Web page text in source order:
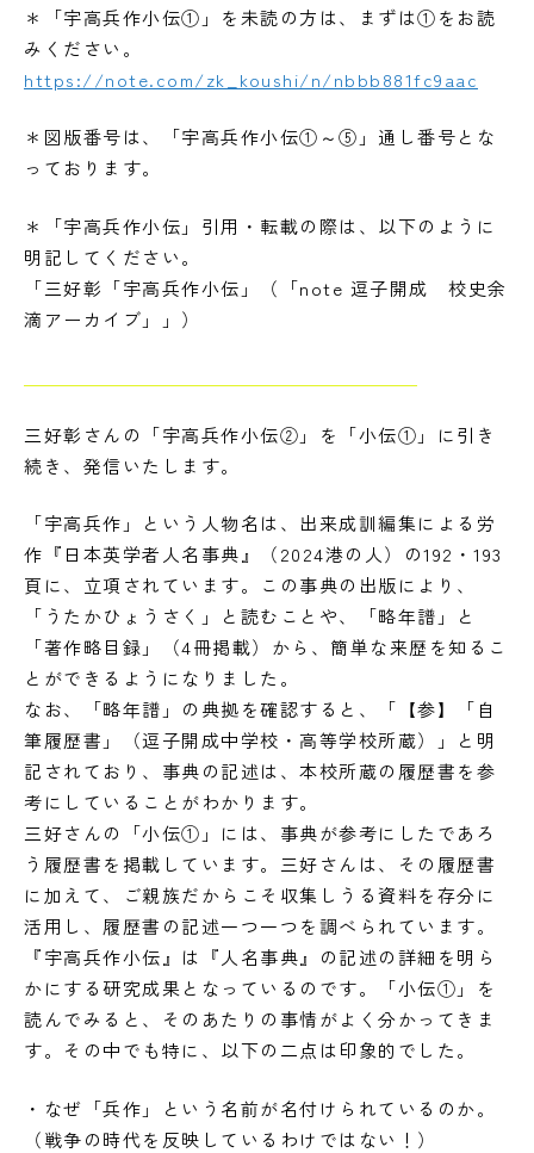
＊「宇高兵作小伝①」を未読の方は、まずは①をお読
みください。
https://note.com/zk_koushi/n/nbbb881fc9aac
＊図版番号は、「宇高兵作小伝①～⑤」通し番号とな
っております。
＊「宇高兵作小伝」引用・転載の際は、以下のように
明記してください。
「三好彰「宇高兵作小伝」（「note 逗子開成 校史余
滴アーカイブ」」）
三好彰さんの「宇高兵作小伝②」を「小伝①」に引き
続き、発信いたします。
「宇高兵作」という人物名は、出来成訓編集による労
作『日本英学者人名事典』（2024港の人）の192・193
頁に、立項されています。この事典の出版により、
「うたかひょうさく」と読むことや、「略年譜」と
「著作略目録」（4冊掲載）から、簡単な来歴を知るこ
とができるようになりました。
なお、「略年譜」の典拠を確認すると、「【参】「自
筆履歴書」（逗子開成中学校・高等学校所蔵）」と明
記されており、事典の記述は、本校所蔵の履歴書を参
考にしていることがわかります。
三好さんの「小伝①」には、事典が参考にしたであろ
う履歴書を掲載しています。三好さんは、その履歴書
に加えて、ご親族だからこそ収集しうる資料を存分に
活用し、履歴書の記述一つ一つを調べられています。
『宇高兵作小伝』は『人名事典』の記述の詳細を明ら
かにする研究成果となっているのです。「小伝①」を
読んでみると、そのあたりの事情がよく分かってきま
す。その中でも特に、以下の二点は印象的でした。
・なぜ「兵作」という名前が名付けられているのか。
（戦争の時代を反映しているわけではない！）